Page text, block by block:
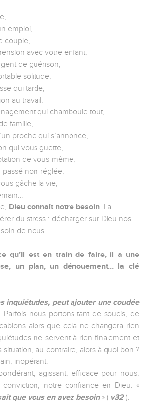
avec votre enfant,
guérison,
solitude,
tarde,
travail,
qui chamboule tout,
qui s’annonce,
vous guette,
de vous-même,
non-réglée,
gâche la vie,
Dieu connaît notre besoin. La
du stress : décharger sur Dieu nos
de nous.
qu’Il est en train de faire, il a une
un plan, un dénouement… la clé
inquiétudes, peut ajouter une coudée
nous portons tant de soucis, de
alors que cela ne changera rien
ne servent à rien finalement et
situation, au contraire, alors à quoi bon ?
inopérant.
agissant, efficace pour nous,
conviction, notre confiance en Dieu. «
que vous en avez besoin » ( v32).